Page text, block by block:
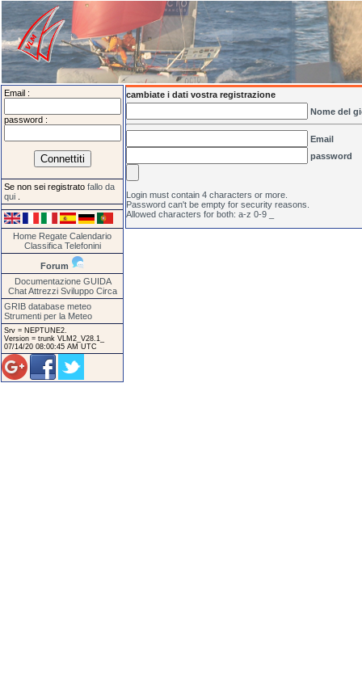
Email :
password :
Se non sei registrato fallo da
qui
Home Regate Calendario
Classifica Telefonini
Forum
Documentazione GUIDA
Chat Attrezzi Sviluppo Circa
GRIB database meteo
Strumenti per la Meteo
Srv = NEPTUNE2.
Version = trunk VLM2_V28.1_
07/14/20 08:00:45 AM UTC
cambiate i dati vostra registrazione
Nome del
Email
password
Login must contain 4 characters or more.
Password can't be empty for security reasons.
Allowed characters for both: a-z 0-9 _